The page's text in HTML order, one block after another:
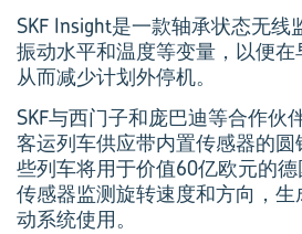
SKF Insight是一款轴承状态无
振动水平和温度等变量，以便在
从而减少计划外停机。
SKF与西门子和庞巴迪等合作伙
客运列车供应带内置传感器的
些列车将用于价值60亿欧元的
传感器监测旋转速度和方向，
动系统使用。